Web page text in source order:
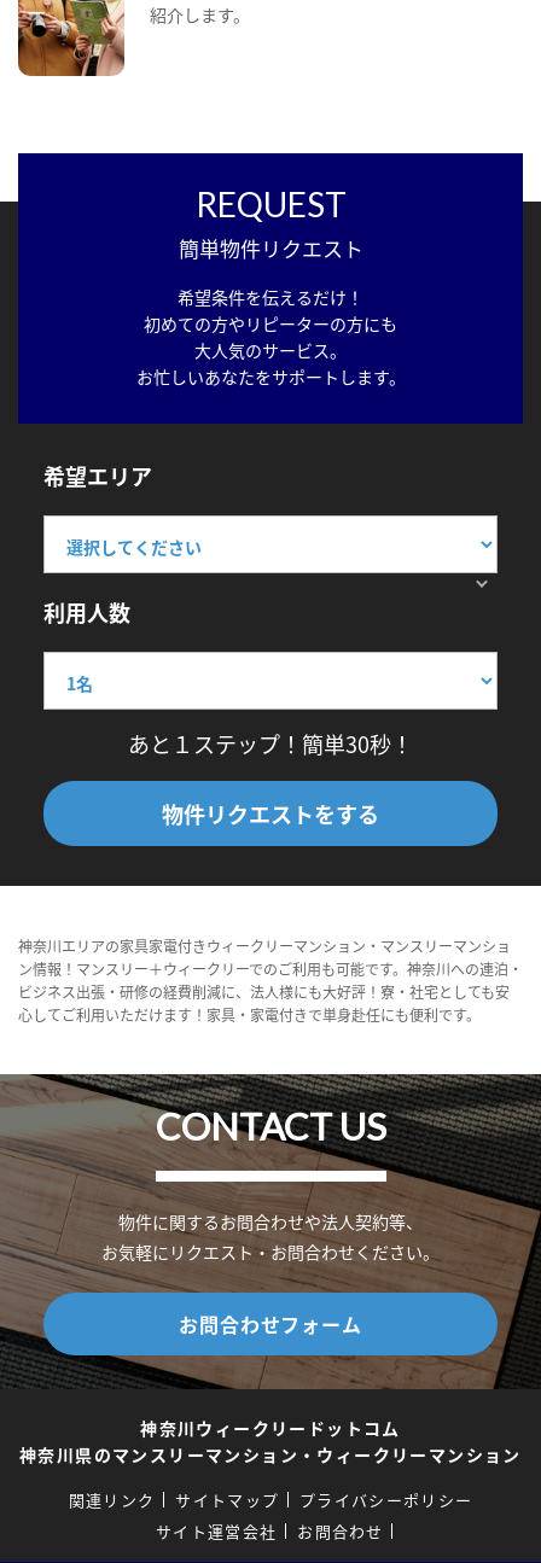
紹介します。
REQUEST
簡単物件リクエスト
希望条件を伝えるだけ！
初めての方やリピーターの方にも
大人気のサービス。
お忙しいあなたをサポートします。
希望エリア
利用人数
あと１ステップ！簡単30秒！
物件リクエストをする
神奈川エリアの家具家電付きウィークリーマンション・マンスリーマンショ
ン情報！マンスリー＋ウィークリーでのご利用も可能です。神奈川への連泊・
ビジネス出張・研修の経費削減に、法人様にも大好評！寮・社宅としても安
心してご利用いただけます！家具・家電付きで単身赴任にも便利です。
CONTACT US
物件に関するお問合わせや法人契約等、
お気軽にリクエスト・お問合わせください。
お問合わせフォーム
神奈川ウィークリードットコム
神奈川県のマンスリーマンション・ウィークリーマンション
関連リンク サイトマップ
プライバシーポリシー
サイト運営会社
お問合わせ